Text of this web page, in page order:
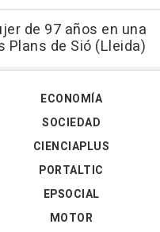
de 97 años en una
Plans de Sió (Lleida)
ECONOMÍA
SOCIEDAD
CIENCIAPLUS
PORTALTIC
EPSOCIAL
MOTOR